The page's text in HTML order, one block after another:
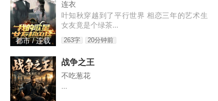
都市 / 连载
连衣
叶知秋穿越到了平行世界 相恋三年的艺术生
女友竟是个绿茶...
263字 20分钟前
战争之王
不吃葱花
...